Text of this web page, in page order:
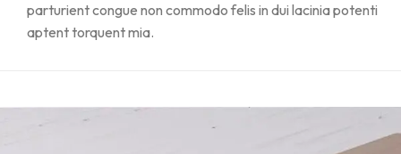
parturient congue non commodo felis in dui lacinia potenti
aptent torquent mia.